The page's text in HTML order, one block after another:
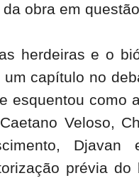
obra em
herdeiras e o
capítulo no
esquentou como
Veloso,
prévia